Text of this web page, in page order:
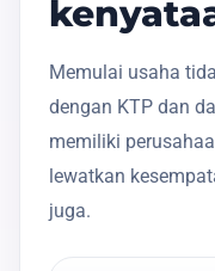
Memulai usaha
dengan KTP dan
memiliki
lewatkan
juga.